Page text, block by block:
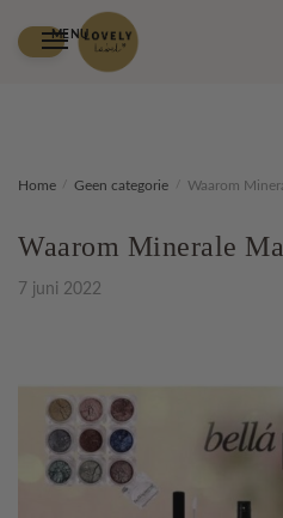
MENU
Home / Geen categorie / Waarom
Waarom Minerale
7 juni 2022